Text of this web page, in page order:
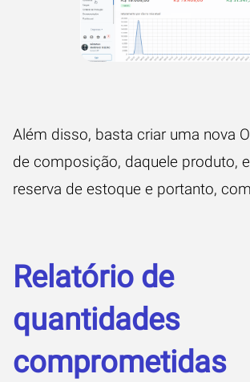
Além disso, basta criar uma nova
de composição, daquele produto,
reserva de estoque e portanto,
Relatório de
quantidades
comprometidas